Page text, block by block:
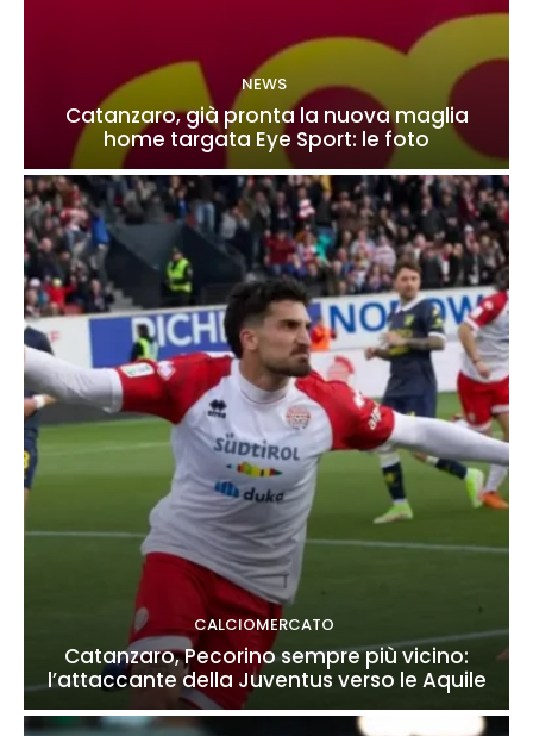
NEWS
Catanzaro, già pronta la nuova maglia
home targata Eye Sport: le foto
CALCIOMERCATO
Catanzaro, Pecorino sempre più vicino:
l’attaccante della Juventus verso le Aquile